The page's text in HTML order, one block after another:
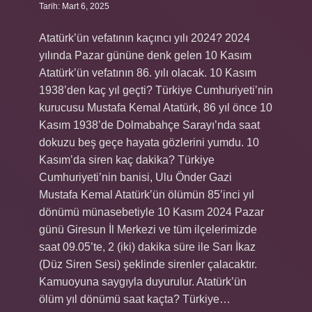
Tarih: Mart 6, 2025
Atatürk’ün vefatının kaçıncı yılı 2024? 2024
yılında Pazar gününe denk gelen 10 Kasım
Atatürk’ün vefatının 86. yılı olacak. 10 Kasım
1938’den kaç yıl geçti? Türkiye Cumhuriyeti’nin
kurucusu Mustafa Kemal Atatürk, 86 yıl önce 10
Kasım 1938’de Dolmabahçe Sarayı’nda saat
dokuzu beş geçe hayata gözlerini yumdu. 10
Kasım’da siren kaç dakika? Türkiye
Cumhuriyeti’nin banisi, Ulu Önder Gazi
Mustafa Kemal Atatürk’ün ölümün 85’inci yıl
dönümü münasebetiyle 10 Kasım 2024 Pazar
günü Giresun İl Merkezi ve tüm ilçelerimizde
saat 09.05’te, 2 (iki) dakika süre ile Sarı İkaz
(Düz Siren Sesi) şeklinde sirenler çalacaktır.
Kamuoyuna saygıyla duyurulur. Atatürk’ün
ölüm yıl dönümü saat kaçta? Türkiye…